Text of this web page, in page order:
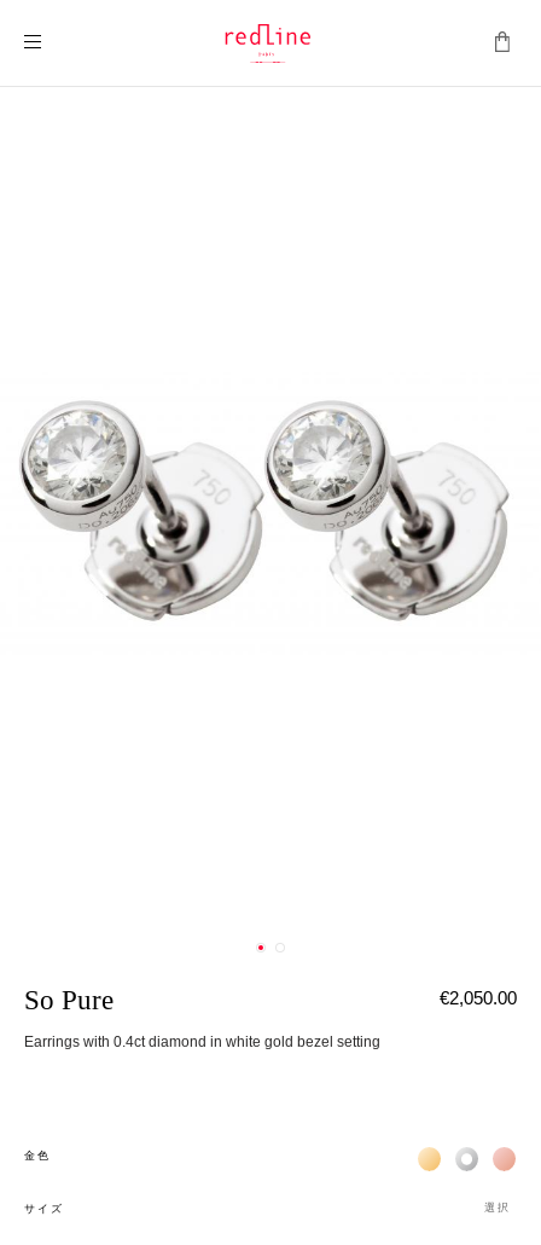
So Pure
Earrings with 0.4ct diamond in white gold bezel setting
€2,050.00
金色 Жёлтое золото
Белое
サイズ 選択